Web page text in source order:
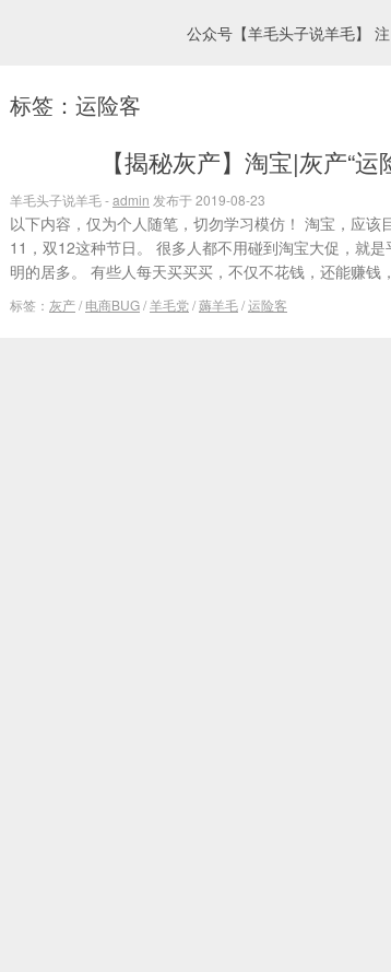
公众号【羊毛头子说羊毛】
标签：运险客
【揭秘灰产】淘宝|灰产“
羊毛头子说羊毛 -admin 发布于 2019-08-23
以下内容，仅为个人随笔，切勿学习模仿！ 淘宝，应
11，双12这种节日。 很多人都不用碰到淘宝大促，就
明的居多。 有些人每天买买买，不仅不花钱，还能赚钱
标签： 灰产/ 电商BUG/羊毛党/薅羊毛/运险客